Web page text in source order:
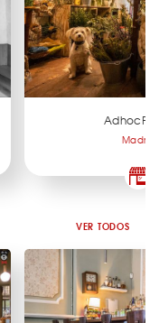
Madrid
VER TODOS